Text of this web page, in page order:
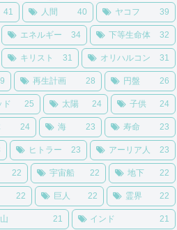
41 人間 40 ヤコフ 39
エネルギー 34 下等生命体 32
キリスト 31 オリハルコン 31
再生計画 28 円盤 26
ド 25 太陽 24 子供 24
24 海 23 寿命 23
ヒトラー 23 アーリア人 23
22 宇宙船 22 地下 22
22 巨人 22 霊界 22
21 インド 21